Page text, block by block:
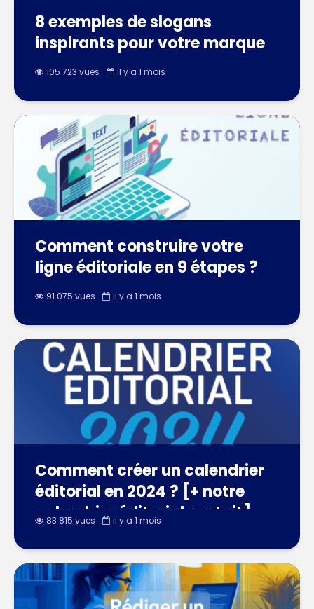
8 exemples de slogans
inspirants pour votre marque
105 723 vues il y a 1 mois
Comment construire votre
ligne éditoriale en 9 étapes ?
91 075 vues il y a 1 mois
Comment créer un calendrier
éditorial en 2024 ? [+ notre
calendrier éditorial gratuit]
83 815 vues il y a 1 mois